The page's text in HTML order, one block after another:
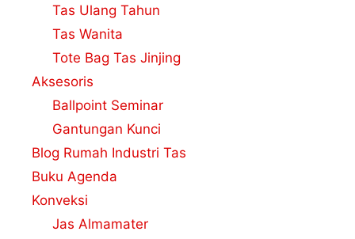
Tas Ulang Tahun
Tas Wanita
Tote Bag Tas Jinjing
Aksesoris
Ballpoint Seminar
Gantungan Kunci
Blog Rumah Industri Tas
Buku Agenda
Konveksi
Jas Almamater